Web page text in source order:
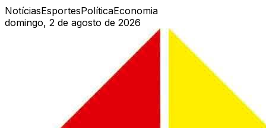
NotíciasEsportesPolíticaEconomia
domingo, 2 de agosto de 2026